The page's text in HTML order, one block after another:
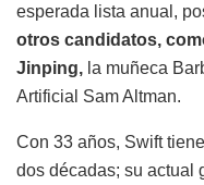
esperada lista anual,
otros candidatos,
Jinping, la muñeca
Artificial Sam Altman.
Con 33 años, Swift
dos décadas; su actual